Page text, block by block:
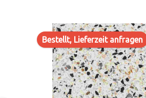
Bestellt, Lieferzeit anfragen